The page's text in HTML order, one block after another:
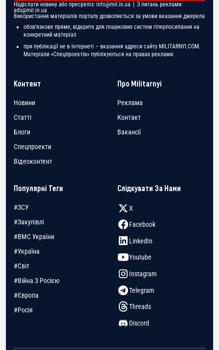
Надіслати новину або пресреліз: info@mil.in.ua | З питань реклами:
ads@mil.in.ua
Використання матеріалів порталу дозволяється за умови вказання джерела
обов'язкове пряме, відкрите для пошукових систем гіперпосилання на
конкретний матеріал
при публікації не в Інтернеті – вказання адреси сайту MILITARNYI.COM.
Матеріали «Спецпроектів» публікуються на правах реклами.
Контент
Новини
Статті
Блоги
Спецпроекти
Відеоконтент
Про Militarnyi
Реклама
Контакт
Вакансії
Популярні Теги
#ЗСУ
#Закупівлі
#ВМС України
#Україна
#Світ
#Війна З Росією
#Європа
#Росія
Слідкувати За Нами
X
Facebook
LinkedIn
Youtube
Instagram
Telegram
Threads
Discord